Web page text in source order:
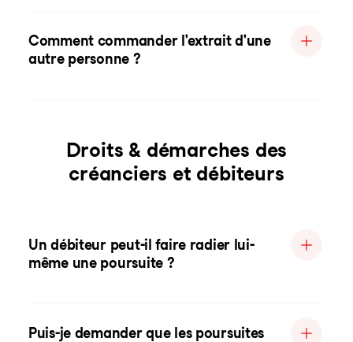
Comment commander l'extrait d'une
autre personne ?
Droits & démarches des
créanciers et débiteurs
Un débiteur peut-il faire radier lui-
même une poursuite ?
Puis-je demander que les poursuites